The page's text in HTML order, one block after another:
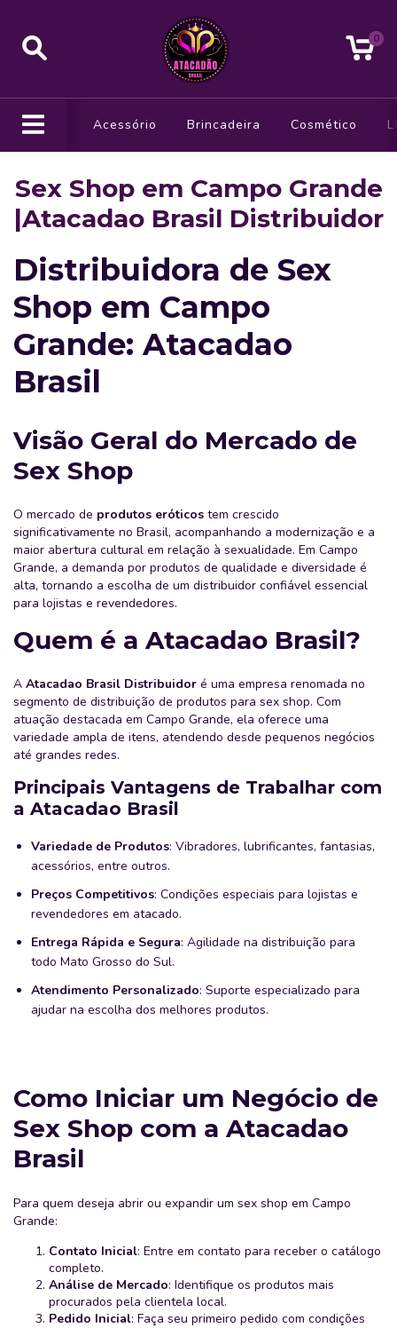
0
Acessório Brincadeira Cosmético
Sex Shop em Campo Grande
|Atacadao Brasil Distribuidor
Distribuidora de Sex
Shop em Campo
Grande: Atacadao
Brasil
Visão Geral do Mercado de
Sex Shop
O mercado de produtos eróticos tem crescido
significativamente no Brasil, acompanhando a modernização e a
maior abertura cultural em relação à sexualidade. Em Campo
Grande, a demanda por produtos de qualidade e diversidade é
alta, tornando a escolha de um distribuidor confiável essencial
para lojistas e revendedores.
Quem é a Atacadao Brasil?
A Atacadao Brasil Distribuidor é uma empresa renomada no
segmento de distribuição de produtos para sex shop. Com
atuação destacada em Campo Grande, ela oferece uma
variedade ampla de itens, atendendo desde pequenos negócios
até grandes redes.
Principais Vantagens de Trabalhar com
a Atacadao Brasil
Variedade de Produtos: Vibradores, lubrificantes, fantasias,
acessórios, entre outros.
Preços Competitivos: Condições especiais para lojistas e
revendedores em atacado.
Entrega Rápida e Segura: Agilidade na distribuição para
todo Mato Grosso do Sul.
Atendimento Personalizado: Suporte especializado para
ajudar na escolha dos melhores produtos.
Como Iniciar um Negócio de
Sex Shop com a Atacadao
Brasil
Para quem deseja abrir ou expandir um sex shop em Campo
Grande:
Contato Inicial: Entre em contato para receber o catálogo
completo.
Análise de Mercado: Identifique os produtos mais
procurados pela clientela local.
Pedido Inicial: Faça seu primeiro pedido com condições